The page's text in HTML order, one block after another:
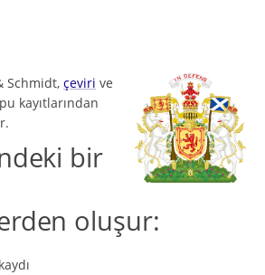
Schmidt, çeviri ve
kayıtlarından
bir
oluşur: